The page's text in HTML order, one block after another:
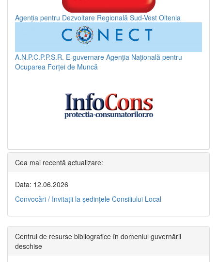
Agenția pentru Dezvoltare Regională Sud-Vest Oltenia
A.N.P.C.P.P.S.R. E-guvernare Agenția Națională pentru
Ocuparea Forței de Muncă
Cea mai recentă actualizare:
Data: 12.06.2026
Convocări / Invitaţii la şedinţele Consiliului Local
Centrul de resurse bibliografice în domeniul guvernării
deschise